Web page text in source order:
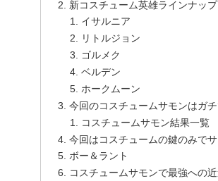
新コスチューム英雄ラインナップ
イサルニア
リトルジョン
ゴルメク
ベルデン
ホークムーン
今回のコスチュームサモンはガチ
コスチュームサモン結果一覧
今回はコスチュームの鍵のみで
ボー＆ラント
コスチュームサモンで最強への